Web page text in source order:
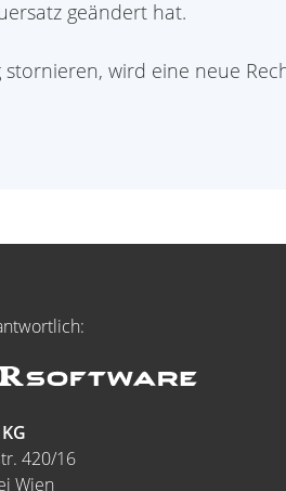
geändert hat.
wird eine neue
420/16
Wien